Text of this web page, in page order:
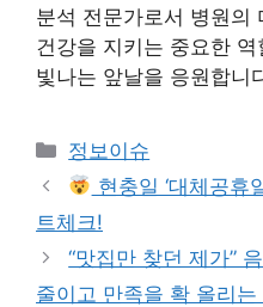
분석 전문가로서 병원의
건강을 지키는 중요한
빛나는 앞날을 응원합니
Categories
정보이슈
현충일 ‘대체공휴
트체크!
“맛집만 찾던 제가”
줄이고 만족을 확 올리는